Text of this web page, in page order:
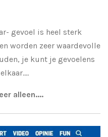
gevoel is heel sterk
worden zeer waardevolle
je kunt je gevoelens
alleen....